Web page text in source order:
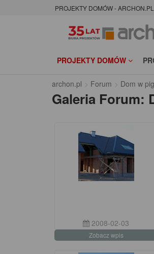
PROJEKTY DOMÓW - ARCHON.PL
PROJEKTY DOMÓW
archon.pl Forum Dom w
Galeria Forum:
2008-02-03
Zobacz wpis